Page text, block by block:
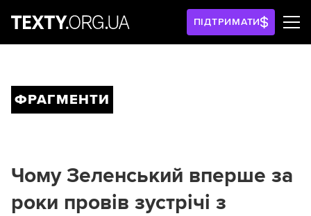
ПІДТРИМАТИ
ФРАГМЕНТИ
Чому Зеленський вперше за
роки провів зустрічі з